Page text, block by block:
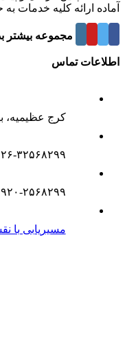
آماده ارائه کلیه خدمات
درباره این مجموعه بیشتر
اطلاعات تماس
کرج عظیمیه،
۰۲۶-
۰۹۲۰-
مسیریابی با